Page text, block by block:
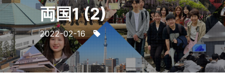
両国1 (2)
2022-02-16